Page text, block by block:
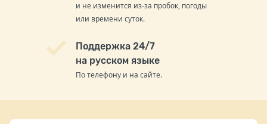
и не изменится из-за пробок, погоды
или времени суток.
Поддержка 24/7
на русском языке
По телефону и на сайте.